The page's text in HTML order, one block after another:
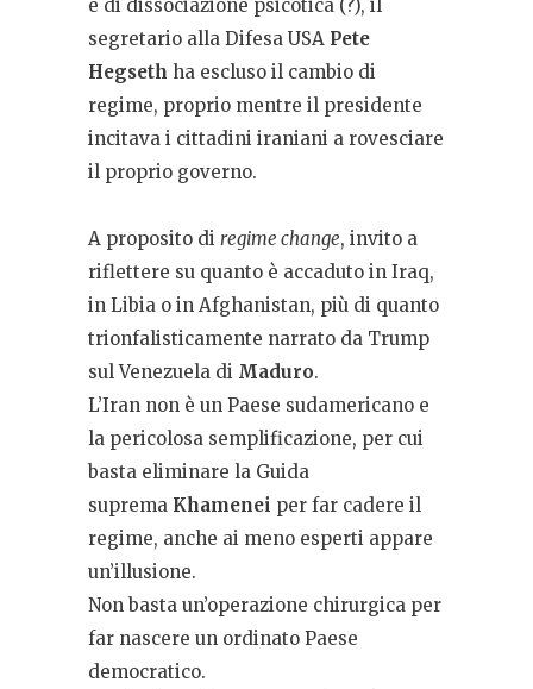
e di dissociazione psicotica (?), il
segretario alla Difesa USA Pete
Hegseth ha escluso il cambio di
regime, proprio mentre il presidente
incitava i cittadini iraniani a rovesciare
il proprio governo.
A proposito di regime change, invito a
riflettere su quanto è accaduto in Iraq,
in Libia o in Afghanistan, più di quanto
trionfalisticamente narrato da Trump
sul Venezuela di Maduro.
L’Iran non è un Paese sudamericano e
la pericolosa semplificazione, per cui
basta eliminare la Guida
suprema Khamenei per far cadere il
regime, anche ai meno esperti appare
un’illusione.
Non basta un’operazione chirurgica per
far nascere un ordinato Paese
democratico.